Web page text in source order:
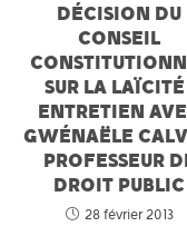
DÉCISION DU
CONSEIL
SUR LA
ENTRETIEN
GWÉNAËLE
PROFESSEUR
DROIT PUBLIC
28 février 2013